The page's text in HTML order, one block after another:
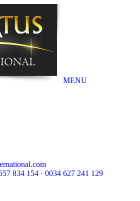
MENU
834 154 · 0034 627 241 129